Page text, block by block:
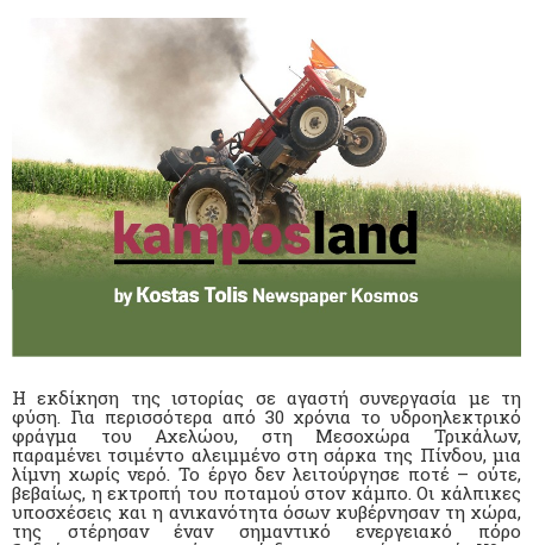
Η εκδίκηση της ιστορίας σε αγαστή συνεργασία με τη
φύση. Για περισσότερα από 30 χρόνια το υδροηλεκτρικό
φράγμα του Αχελώου, στη Μεσοχώρα Τρικάλων,
παραμένει τσιμέντο αλειμμένο στη σάρκα της Πίνδου, μια
λίμνη χωρίς νερό. Το έργο δεν λειτούργησε ποτέ – ούτε,
βεβαίως, η εκτροπή του ποταμού στον κάμπο. Οι κάλπικες
υποσχέσεις και η ανικανότητα όσων κυβέρνησαν τη χώρα,
της στέρησαν έναν σημαντικό ενεργειακό πόρο